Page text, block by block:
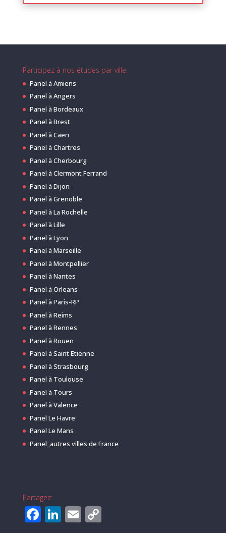
Participez à nos études par ville:
Panel à Amiens
Panel à Angers
Panel à Bordeaux
Panel à Brest
Panel à Caen
Panel à Chartres
Panel à Cherbourg
Panel à Clermont Ferrand
Panel à Dijon
Panel à Grenoble
Panel à La Rochelle
Panel à Lille
Panel à Lyon
Panel à Marseille
Panel à Montpellier
Panel à Nantes
Panel à Orleans
Panel à Paris-RP
Panel à Reims
Panel à Rennes
Panel à Rouen
Panel à Saint Etienne
Panel à Strasbourg
Panel à Toulouse
Panel à Tours
Panel à Valence
Panel Le Havre
Panel Le Mans
Panel_autres villes de France
Partagez:
F Li E C